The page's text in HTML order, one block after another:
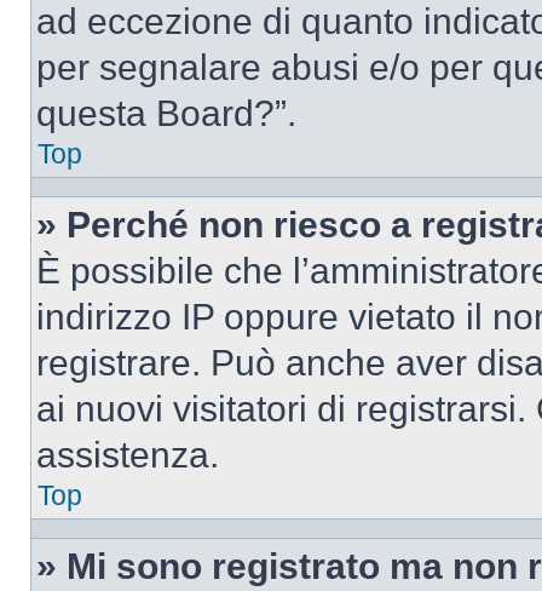
ad eccezione di quanto
per segnalare abusi e/o per
questa Board?”.
Top
» Perché non riesco a
È possibile che
indirizzo IP oppure vietato il
registrare. Può anche aver
ai nuovi visitatori di
assistenza.
Top
» Mi sono registrato ma non